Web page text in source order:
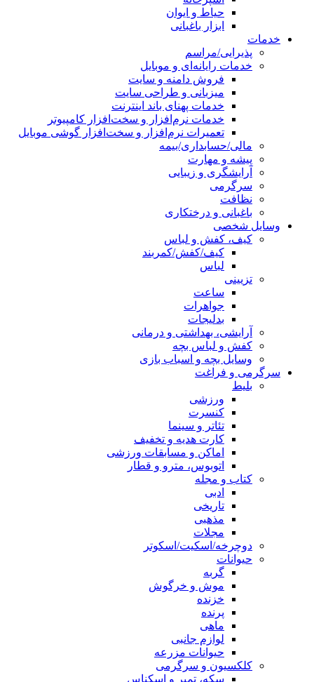
حیاط و ایوان
ابزار باغبانی
خدمات
پذیرایی/مراسم
خدمات رایانه‌ای و موبایل
فروش دامنه و سایت
میزبانی و طراحی سایت
خدمات پهنای باند اینترنت
خدمات نرم‌افزار و سخت‌افزار کامپیوتر
تعمیرات نرم‌افزار و سخت‌افزار گوشی موبایل
مالی/حسابداری/بیمه
پیشه و مهارت
آرایشگری و زیبایی
سرگرمی
نظافت
باغبانی و درختکاری
وسایل شخصی
کیف، کفش و لباس
کیف/کفش/کمربند
لباس
تزیینی
ساعت
جواهرات
بدلیجات
آرایشی، بهداشتی و درمانی
کفش و لباس بچه
وسایل بچه و اسباب بازی
سرگرمی و فراغت
بلیط
ورزشی
کنسرت
تئاتر و سینما
کارت هدیه و تخفیف
اماکن و مسابقات ورزشی
اتوبوس، مترو و قطار
کتاب و مجله
ادبی
تاریخی
مذهبی
مجلات
دوچرخه/اسکیت/اسکوتر
حیوانات
گربه
موش و خرگوش
خزنده
پرنده
ماهی
لوازم جانبی
حیوانات مزرعه
کلکسیون و سرگرمی
سکه، تمبر و اسکناس